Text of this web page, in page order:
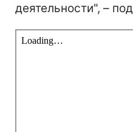
деятельности", –